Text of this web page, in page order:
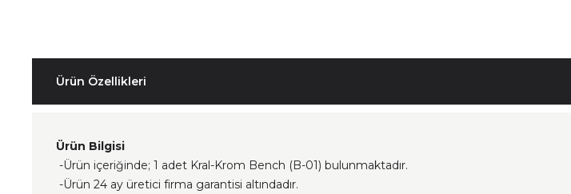
Ürün Özellikleri
Ürün Bilgisi
-Ürün içeriğinde; 1 adet Kral-Krom Bench (B-01) bulunmaktadır.
-Ürün 24 ay üretici firma garantisi altındadır.